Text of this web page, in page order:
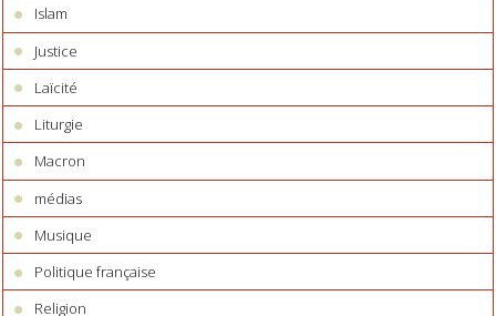
Islam
Justice
Laïcité
Liturgie
Macron
médias
Musique
Politique française
Religion